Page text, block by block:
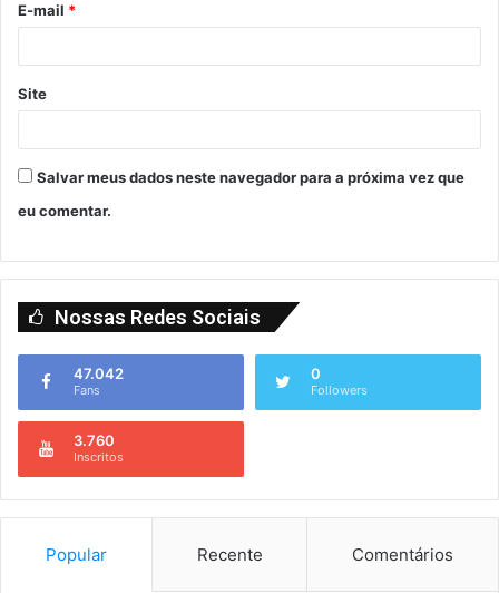
E-mail *
Site
Salvar meus dados neste navegador para a próxima vez que
eu comentar.
Nossas Redes Sociais
47.042
Fans
0
Followers
3.760
Inscritos
Popular Recente Comentários